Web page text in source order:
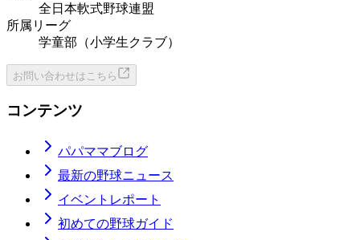
全日本軟式野球連盟
所属リーグ
学童部（小学生クラブ）
お問い合わせはこちら
コンテンツ
パパママブログ
最新の野球ニュース
イベントレポート
初めての野球ガイド